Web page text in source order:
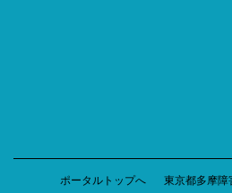
ポータルトップへ 東京都多摩障